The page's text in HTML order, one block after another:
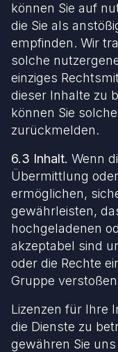
können Sie auf
die Sie als
empfinden. Wir
solche
einziges
dieser Inhalte zu
können Sie
zurückmelden.
6.3 Inhalt. Wenn
Übermittlung
ermöglichen,
gewährleisten,
hochgeladenen
akzeptabel sind
oder die Rechte
Gruppe
Lizenzen für Ihre
die Dienste zu
gewähren Sie